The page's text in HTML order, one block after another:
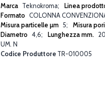
Marca Teknokroma Linea
Formato COLONNA
Misura particelle µm 5 Misura pori
Diametro 4,6 Lunghezza mm.
UM. N
Codice Produttore TR-010005